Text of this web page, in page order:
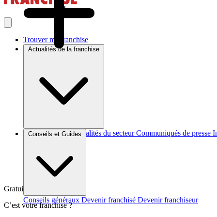
Trouver ma franchise
Actualités de la franchise
Brèves et actus Actualités du secteur Communiqués de presse
Conseils et Guides
Conseils généraux Devenir franchisé Devenir franchiseur
Gratuit et sans engagement
C’est votre franchise ?